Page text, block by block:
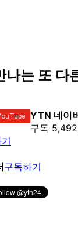
는 또 다
YTN 네이
구독
구독하기